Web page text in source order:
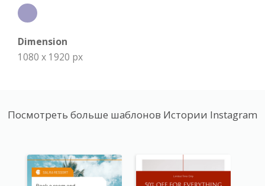
Dimension
1080 x 1920 px
Посмотреть больше шаблонов Истории Instagram